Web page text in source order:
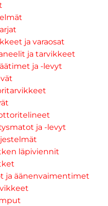
ja varaosat
ja tarvikkeet
ja -levyt
ja -levyt
läpiviennit
ja äänenvaimentimet